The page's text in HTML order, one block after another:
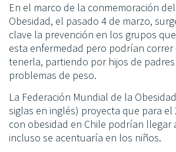
En el marco de la conmemoración
Obesidad, el pasado 4 de marzo,
clave la prevención en los grupos
esta enfermedad pero podrían correr
tenerla, partiendo por hijos de
problemas de peso.
La Federación Mundial de la
siglas en inglés) proyecta que para
con obesidad en Chile podrían llegar
incluso se acentuaría en los niños.